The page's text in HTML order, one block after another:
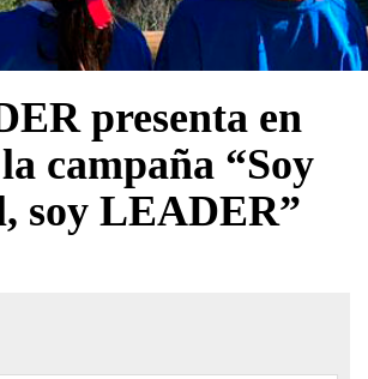
presenta en
campaña “Soy
soy LEADER”